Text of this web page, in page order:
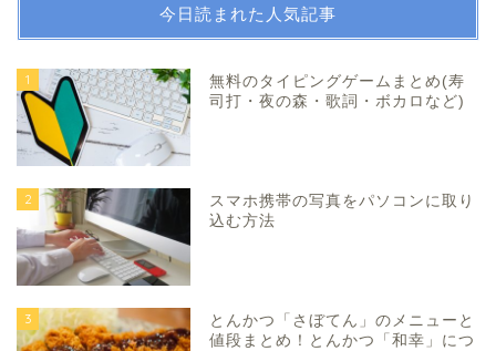
今日読まれた人気記事
1
無料のタイピングゲームまとめ(寿
司打・夜の森・歌詞・ボカロなど)
2
スマホ携帯の写真をパソコンに取り
込む方法
3
とんかつ「さぼてん」のメニューと
値段まとめ！とんかつ「和幸」につ